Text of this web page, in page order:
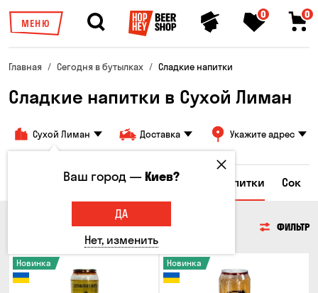
МЕНЮ
0 0
Главная Сегодня в бутылках Сладкие напитки
Сладкие напитки в Сухой Лиман
Сухой Лиман Доставка Укажите адрес
Энергетические напитки Сладкие напитки Сок
СЛАДКИЕ НАПИТКИ ФИЛЬТР
Новинка Новинка
Ваш город —Киев?
ДА
Нет, изменить